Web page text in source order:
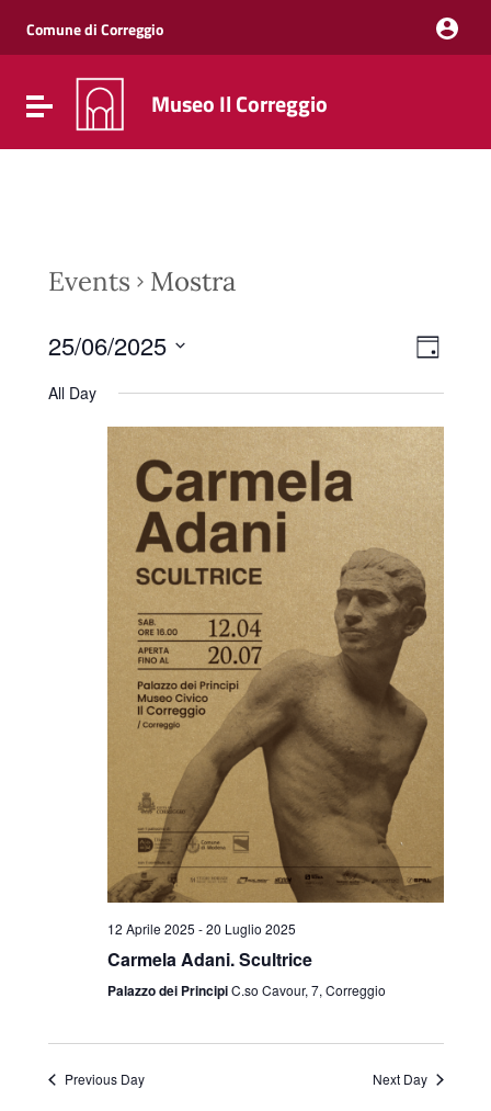
Vai al menu di navigazione
Vai al footer
Comune di Correggio
Attiva / disattiva la navigazione
Museo Il Correggio
Events
Mostra
Views
Event
Views
Day
25/06/2025
date.
All Day
12 Aprile 2025 -20 Luglio 2025
Carmela Adani. Scultrice
Palazzo dei PrincipiC.so Cavour, 7, Correggio
Previous Day Next Day